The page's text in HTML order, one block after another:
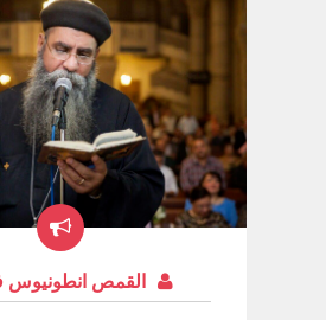
طريق القيامة وطريق الصعود
كان المسيح حاضر على المذبح
مبنيّة على التجسُدّ فالخلافات
الأخُرى هى فىِ التجسُدّ فعند
ويقولوا غير مُمكن فرق جوهرىِ
اليهود والإسلام فىِ التجسُدّ
فىِ التجسُدّ لأنّ التجسُدّ مُرّتب
فمن هُنا الكنيسة خصصت شهر
فنتكلّم عن إشارات التجسُدّ
وأفراح التجسُدّ ولأنّ أُمنّا
تسابيح الكنيسة هى المعمل
العقلىِ وأنتُم تعلموا أنّ
الإلهىِ ولكنّها هى غير
القمص انطونيوس